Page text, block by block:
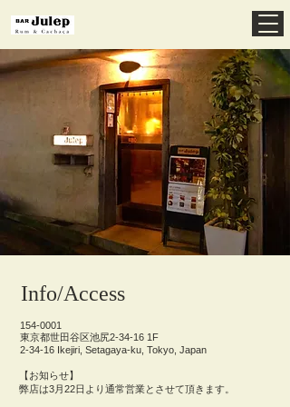
Info/Access
154-0001
​東京都世田谷区池尻2-34-16 1F
2-34-16 Ikejiri, Setagaya-ku, Tokyo, Japan
【お知らせ】
弊店は3月22日より通常営業とさせて頂きます。